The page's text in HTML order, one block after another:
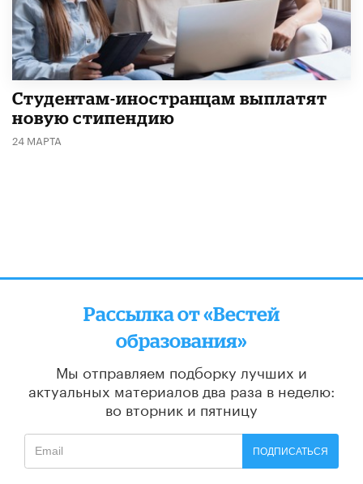
Студентам-иностранцам выплатят
новую стипендию
24 МАРТА
Рассылка от «Вестей
образования»
Мы отправляем подборку лучших и
актуальных материалов два раза в неделю:
во вторник и пятницу
ПОДПИСАТЬСЯ